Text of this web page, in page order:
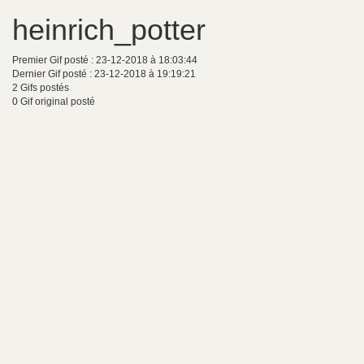
heinrich_potter
Premier Gif posté : 23-12-2018 à 18:03:44
Dernier Gif posté : 23-12-2018 à 19:19:21
2 Gifs postés
0 Gif original posté